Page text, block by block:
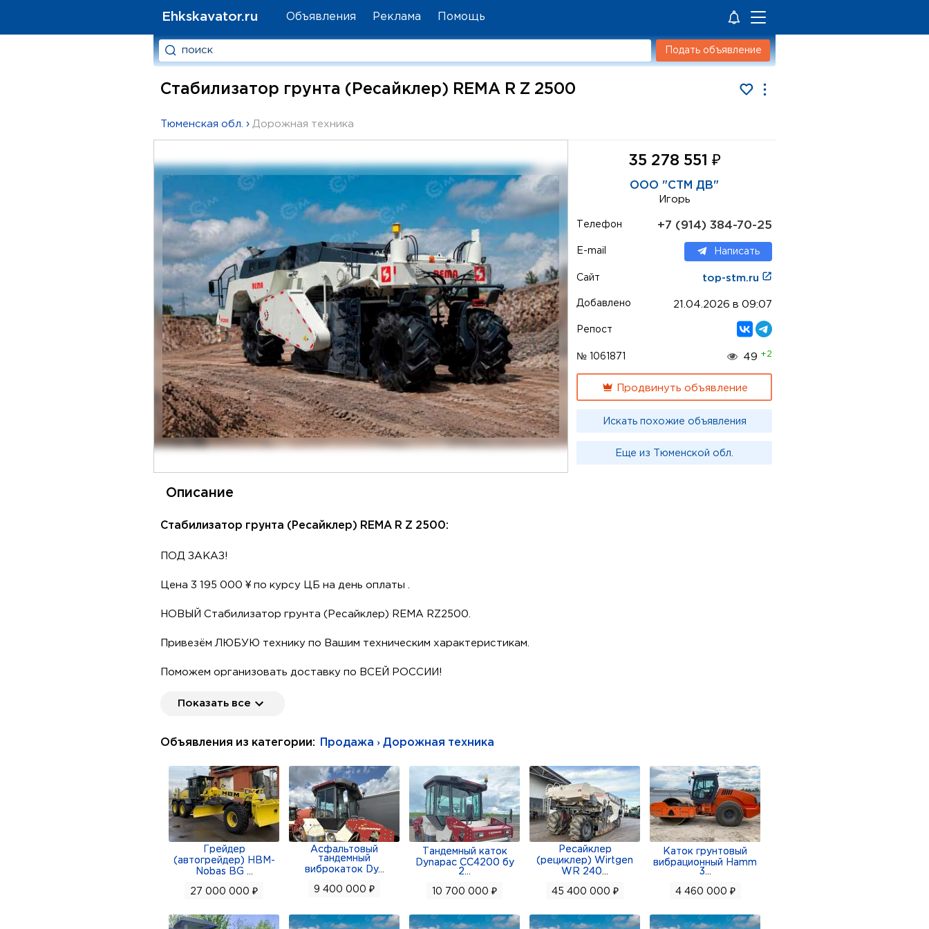
Ehkskavator.ru Объявления Реклама Помощь
Подать объявление
Стабилизатор грунта (Ресайклер) REMA R Z 2500
Тюменская обл. › Дорожная техника
35 278 551 ₽
ООО "СТМ ДВ"
Игорь
Телефон +7 (914) 384-70-25
E-mail Написать
Сайт top-stm.ru
Добавлено 21.04.2026 в 09:07
Репост
№ 1061871 49 +2
Продвинуть объявление
Искать похожие объявления
Еще из Тюменской обл.
Описание
Стабилизатор грунта (Ресайклер) REMA R Z 2500:
ПОД ЗАКАЗ!
Цена 3 195 000 ¥ по курсу ЦБ на день оплаты .
НОВЫЙ Стабилизатор грунта (Ресайклер) REMA RZ2500.
Привезём ЛЮБУЮ технику по Вашим техническим характеристикам.
Поможем организовать доставку по ВСЕЙ РОССИИ!
Поможем подобрать различные варианты грузовой и строительной техники.
ЛИЗИНГ
Название Характеристика Дополнительно
Колесная формула: 4×4
Масса: Минимальная/эксплуатационная: 30200/32000 кг
Емкость топливного бака: 1100 л
Способность преодолевать подъем: 50%
Показать все
Объявления из категории: Продажа › Дорожная техника
Грейдер
(автогрейдер) HBM-
Nobas BG
27 000 000 ₽
Асфальтовый
тандемный
виброкаток Dy...
9 400 000 ₽
Тандемный каток
Dynapac CC4200 бу
2
10 700 000 ₽
Ресайклер
(рециклер) Wirtgen
WR 240
45 400 000 ₽
Каток грунтовый
вибрационный Hamm
3
4 460 000 ₽